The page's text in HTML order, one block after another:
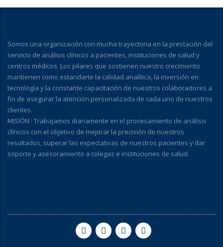
Somos una organización con mucha trayectoria en la prestación del
servicio de análisis clínicos a pacientes, instituciones de salud y
centros médicos. Los pilares que sostienen nuestro crecimiento
mantienen como estandarte la calidad analítica, la inversión en
tecnología y la constante capacitación de nuestros colaboradores a
fin de asegurar la atención personalizada de cada uno de nuestros
clientes.
MISIÓN : Trabajamos diariamente en el procesamiento de análisis
clínicos con el objetivo de mejorar la precisión de nuestros
resultados, superar las expectativas de nuestros pacientes y dar
soporte y asesoramiento a colegas e instituciones de salud.